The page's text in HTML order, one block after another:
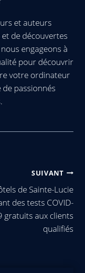
et auteurs
de découvertes
engageons à
pour découvrir
votre ordinateur
passionnés
SUIVANT
de Sainte-Lucie
des tests COVID-
gratuits aux clients
qualifiés